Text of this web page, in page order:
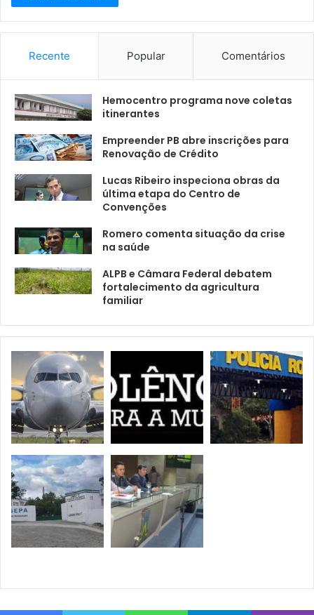
Recente Popular Comentários
Hemocentro programa nove coletas
itinerantes
Empreender PB abre inscrições para
Renovação de Crédito
Lucas Ribeiro inspeciona obras da
última etapa do Centro de
Convenções
Romero comenta situação da crise
na saúde
ALPB e Câmara Federal debatem
fortalecimento da agricultura
familiar